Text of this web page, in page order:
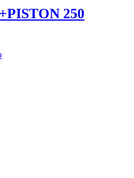
250